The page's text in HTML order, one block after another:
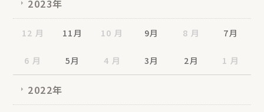
2023年
12 月 11月 10 月 9月 8 月 7月
6 月 5月 4 月 3月 2月 1 月
2022年